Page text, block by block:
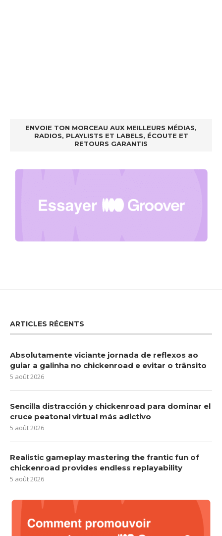
ENVOIE TON MORCEAU AUX MEILLEURS MÉDIAS,
RADIOS, PLAYLISTS ET LABELS, ÉCOUTE ET
RETOURS GARANTIS
ARTICLES RÉCENTS
Absolutamente viciante jornada de reflexos ao
guiar a galinha no chickenroad e evitar o trânsito
5 août 2026
Sencilla distracción y chickenroad para dominar el
cruce peatonal virtual más adictivo
5 août 2026
Realistic gameplay mastering the frantic fun of
chickenroad provides endless replayability
5 août 2026